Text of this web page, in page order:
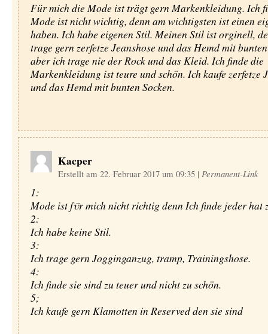
Für mich die Mode ist trägt gern Markenkleidung. Ich
Mode ist nicht wichtig, denn am wichtigsten ist einen
haben. Ich habe eigenen Stil. Meinen Stil ist orginell,
trage gern zerfetze Jeanshose und das Hemd mit
aber ich trage nie der Rock und das Kleid. Ich finde die
Markenkleidung ist teure und schön. Ich kaufe zerfetze
und das Hemd mit bunten Socken.
Kacper
Erstellt am 22. Februar 2017 um 09:35 | Permanent-Link
1:
Mode ist fϋr mich nicht richtig denn Ich finde jeder hat
2:
Ich habe keine Stil.
3:
Ich trage gern Jogginganzug, tramp, Trainingshose.
4:
Ich finde sie sind zu teuer und nicht zu schön.
5;
Ich kaufe gern Klamotten in Reserved den sie sind